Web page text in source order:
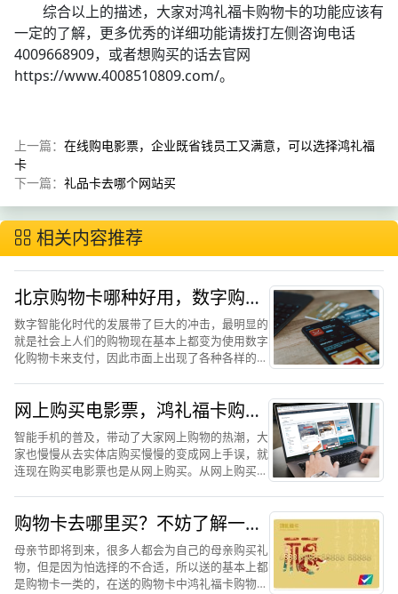
综合以上的描述，大家对鸿礼福卡购物卡的功能应该有
一定的了解，更多优秀的详细功能请拨打左侧咨询电话
4009668909，或者想购买的话去官网
https://www.4008510809.com/。
上一篇： 在线购电影票，企业既省钱员工又满意，可以选择鸿礼福
卡
下一篇： 礼品卡去哪个网站买
相关内容推荐
北京购物卡哪种好用，数字购物
卡中鸿礼福卡更加受关注
数字智能化时代的发展带了巨大的冲击，最明显的
就是社会上人们的购物现在基本上都变为使用数字
化购物卡来支付，因此市面上出现了各种各样的购
用频繁并且喜爱的一款购...
网上购买电影票，鸿礼福卡购物
卡更靠谱
智能手机的普及，带动了大家网上购物的热潮，大
家也慢慢从去实体店购买慢慢的变成网上手误，就
连现在购买电影票也是从网上购买。从网上购买电
上一些购物卡是支持网...
购物卡去哪里买？不妨了解一下
鸿礼福卡购物卡
母亲节即将到来，很多人都会为自己的母亲购买礼
物，但是因为怕选择的不合适，所以送的基本上都
是购物卡一类的，在送的购物卡中鸿礼福卡购物卡